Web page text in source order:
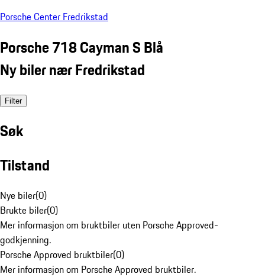
Porsche Center Fredrikstad
Porsche 718 Cayman S Blå
Ny biler nær Fredrikstad
Filter
Søk
Tilstand
Nye biler(0)
Brukte biler(0)
Mer informasjon om bruktbiler uten Porsche Approved-
godkjenning.
Porsche Approved bruktbiler(0)
Mer informasjon om Porsche Approved bruktbiler.